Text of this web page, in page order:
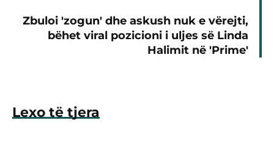
Zbuloi 'zogun' dhe askush nuk e vërejti,
bëhet viral pozicioni i uljes së Linda
Halimit në 'Prime'
Lexo të tjera